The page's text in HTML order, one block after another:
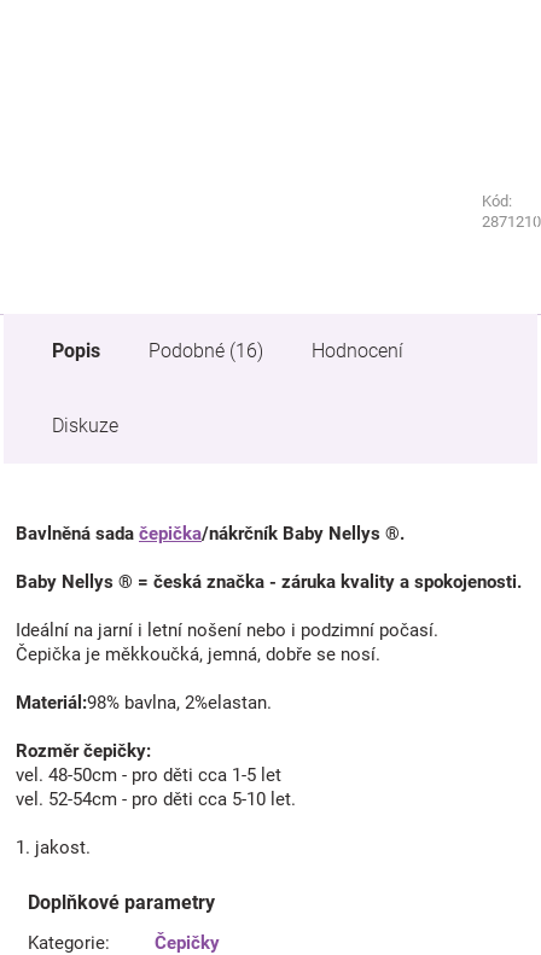
Kód:
Kód:
Popis Podobné (16) Hodnocení
Diskuze
Bavlněná sada čepička/nákrčník Baby Nellys ®.
Baby Nellys ® = česká značka - záruka kvality a spokojenosti.
Ideální na jarní i letní nošení nebo i podzimní počasí.
Čepička je měkkoučká, jemná, dobře se nosí.
Materiál:98% bavlna, 2%elastan.
Rozměr čepičky:
vel. 48-50cm - pro děti cca 1-5 let
vel. 52-54cm - pro děti cca 5-10 let.
1. jakost.
Doplňkové parametry
Kategorie:
Čepičky